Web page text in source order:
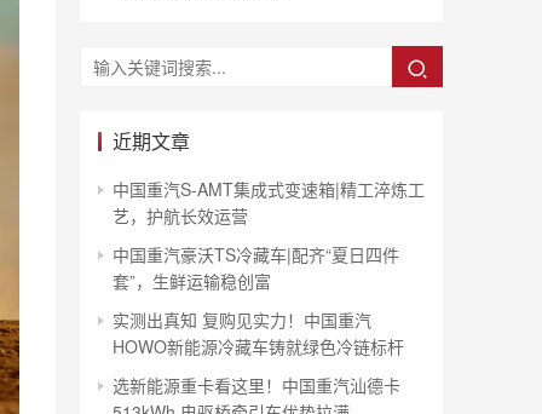
近期文章
中国重汽S-AMT集成式变速箱|精工淬炼工
艺，护航长效运营
中国重汽豪沃TS冷藏车|配齐“夏日四件
套”，生鲜运输稳创富
实测出真知 复购见实力！中国重汽
HOWO新能源冷藏车铸就绿色冷链标杆
选新能源重卡看这里！中国重汽汕德卡